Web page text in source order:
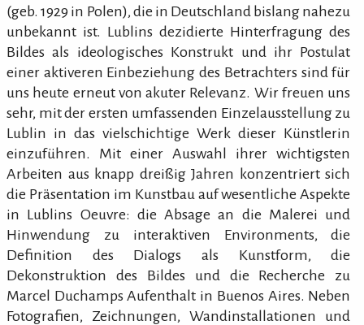
(geb. 1929 in Polen), die in Deutschland bislang nahezu
unbekannt ist. Lublins dezidierte Hinterfragung des
Bildes als ideologisches Konstrukt und ihr Postulat
einer aktiveren Einbeziehung des Betrachters sind für
uns heute erneut von akuter Relevanz. Wir freuen uns
sehr, mit der ersten umfassenden Einzelausstellung zu
Lublin in das vielschichtige Werk dieser Künstlerin
einzuführen. Mit einer Auswahl ihrer wichtigsten
Arbeiten aus knapp dreißig Jahren konzentriert sich
die Präsentation im Kunstbau auf wesentliche Aspekte
in Lublins Oeuvre: die Absage an die Malerei und
Hinwendung zu interaktiven Environments, die
Definition des Dialogs als Kunstform, die
Dekonstruktion des Bildes und die Recherche zu
Marcel Duchamps Aufenthalt in Buenos Aires. Neben
Fotografien, Zeichnungen, Wandinstallationen und